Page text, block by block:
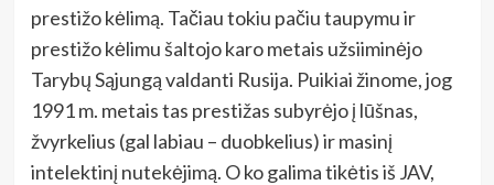
prestižo kėlimą. Tačiau tokiu pačiu taupymu ir
prestižo kėlimu šaltojo karo metais užsiiminėjo
Tarybų Sąjungą valdanti Rusija. Puikiai žinome, jog
1991 m. metais tas prestižas subyrėjo į lūšnas,
žvyrkelius (gal labiau – duobkelius) ir masinį
intelektinį nutekėjimą. O ko galima tikėtis iš JAV,